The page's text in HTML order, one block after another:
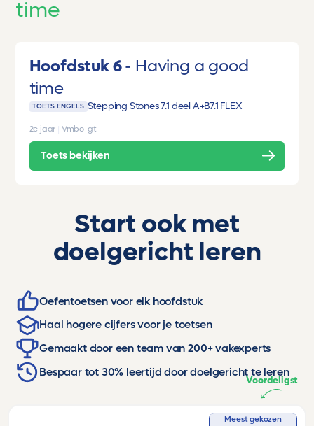
time
Hoofdstuk 6
Having a good
time
TOETS ENGELS Stepping Stones 7.1 deel A+B7.1 FLEX
2e jaar Vmbo-gt
Toets bekijken
Start ook met
doelgericht leren
Oefentoetsen voor elk hoofdstuk
Haal hogere cijfers voor je toetsen
Gemaakt door een team van 200+ vakexperts
Bespaar tot 30% leertijd door doelgericht te leren
Meest gekozen
Voordeligst